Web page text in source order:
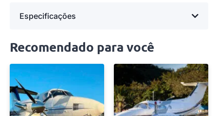
Especificações
Recomendado para você